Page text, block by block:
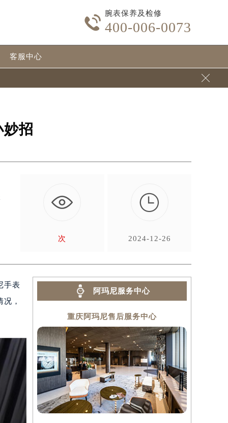

腕表保养及检修
400-006-0073
客服中心

招
次

2024-12-26
手表
，
阿玛尼服务中心
重庆阿玛尼售后服务中心